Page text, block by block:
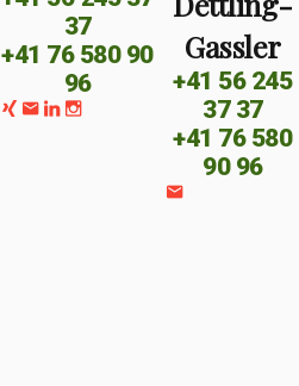
37
+41 76 580 90
96
Gassler
+41 56 245
37 37
+41 76 580
90 96